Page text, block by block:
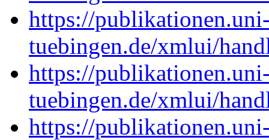
https://
tuebingen.de/xmlui/
https://
tuebingen.de/xmlui/
https://